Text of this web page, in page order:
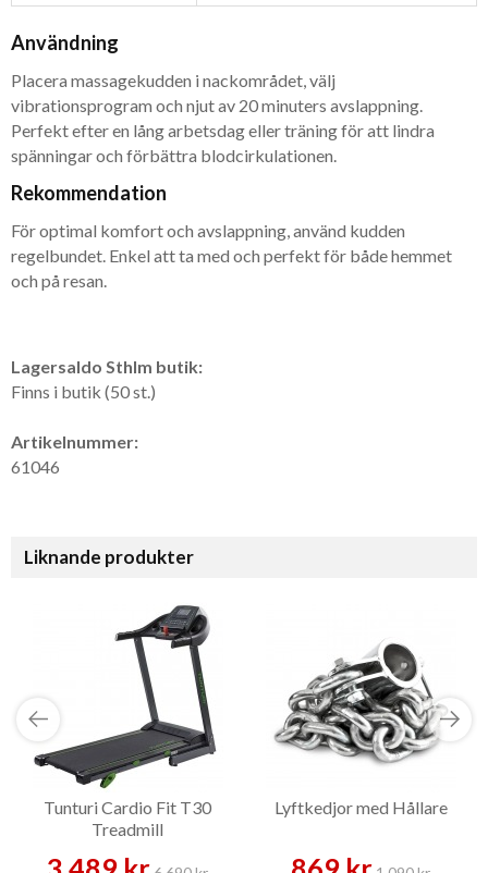
Användning
Placera massagekudden i nackområdet, välj
vibrationsprogram och njut av 20 minuters avslappning.
Perfekt efter en lång arbetsdag eller träning för att lindra
spänningar och förbättra blodcirkulationen.
Rekommendation
För optimal komfort och avslappning, använd kudden
regelbundet. Enkel att ta med och perfekt för både hemmet
och på resan.
Lagersaldo Sthlm butik:
Finns i butik (50 st.)
Artikelnummer:
61046
Liknande produkter
Tunturi Cardio Fit T30
Treadmill
Lyftkedjor med Hållare